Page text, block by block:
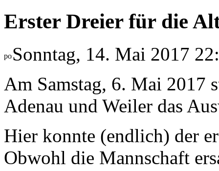
Erster Dreier für die
Sonntag, 14. Mai 2017
Am Samstag, 6. Mai 2017
Adenau und Weiler das
Hier konnte (endlich) der
Obwohl die Mannschaft